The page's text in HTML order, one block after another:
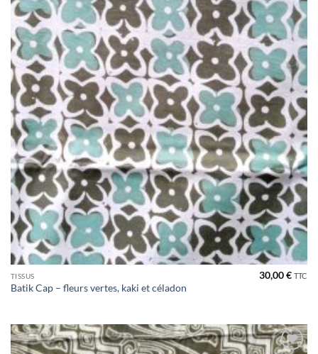
TISSUS
Batik Cap – fleurs vertes, kaki et céladon
30,00€ TTC